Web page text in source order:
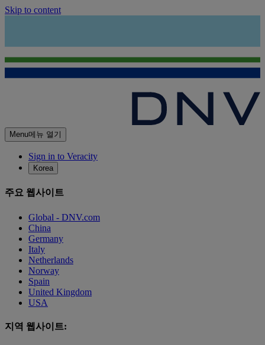
Skip to content
Menu메뉴 열기
Sign in to Veracity
Korea
주요 웹사이트
Global - DNV.com
China
Germany
Italy
Netherlands
Norway
Spain
United Kingdom
USA
지역 웹사이트: